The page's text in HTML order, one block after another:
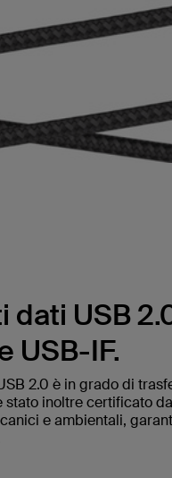
dati USB
USB-IF.
2.0 è in grado di
inoltre certificato
e ambientali,